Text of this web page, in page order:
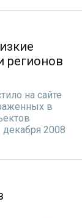
регионов
на сайте
в
2008